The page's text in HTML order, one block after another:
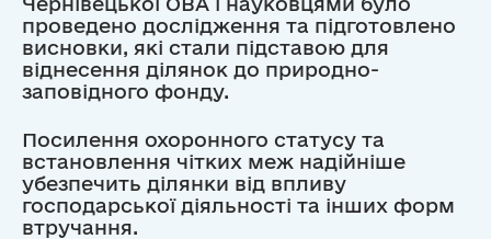
проведено дослідження та підготовлено
висновки, які стали підставою для
віднесення ділянок до природно-
заповідного фонду.
Посилення охоронного статусу та
встановлення чітких меж надійніше
убезпечить ділянки від впливу
господарської діяльності та інших форм
втручання.